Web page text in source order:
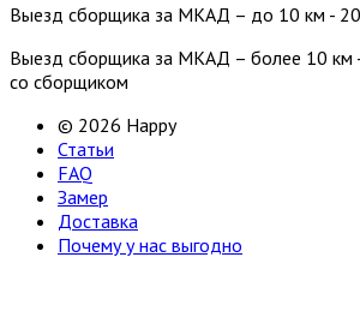
Выезд сборщика за МКАД – до 10 км -
Выезд сборщика за МКАД – более 10 км
со сборщиком
© 2026 Happy
Статьи
FAQ
Замер
Доставка
Почему у нас выгодно